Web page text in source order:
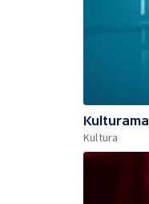
Kulturama
Kultura